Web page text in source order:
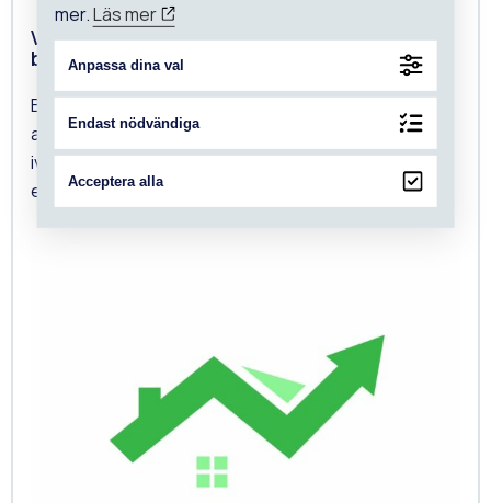
Value Engineering handlar inte om att bygga
billigare.
Begreppet används ofta när projekt behöver
anpassas till budget eller när kostnaderna har dragit
iväg. Då hamnar fokus lätt på att ta bort, förenkla
eller...
mer.Läs mer
Anpassa dina val
Endast nödvändiga
Acceptera alla